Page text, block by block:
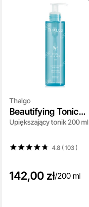
Thalgo
Beautifying Tonic
Lotion
Upiększający tonik 200 ml
4.8 ( 103)
142,00 zł/200 ml